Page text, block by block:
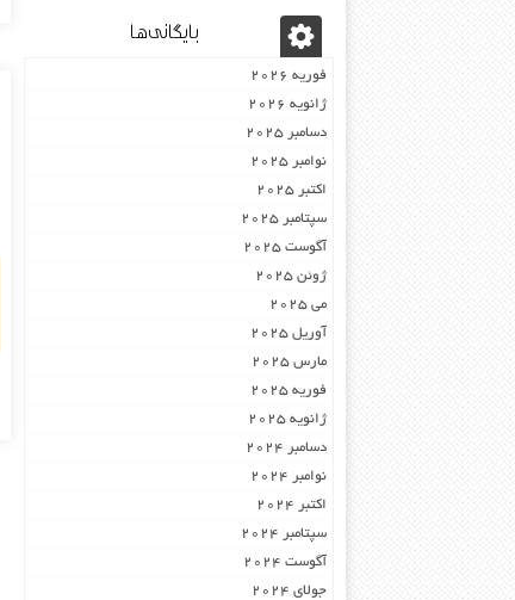
بایگانی‌ها
فوریه 2026
ژانویه 2026
دسامبر 2025
نوامبر 2025
اکتبر 2025
سپتامبر 2025
آگوست 2025
ژوئن 2025
می 2025
آوریل 2025
مارس 2025
فوریه 2025
ژانویه 2025
دسامبر 2024
نوامبر 2024
اکتبر 2024
سپتامبر 2024
آگوست 2024
جولای 2024